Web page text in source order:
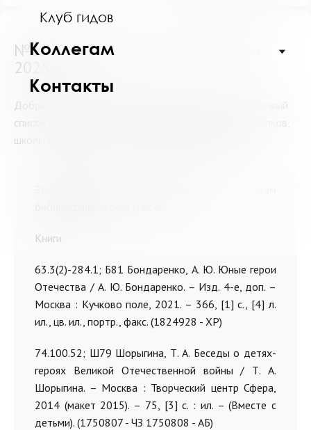
Клуб гидов
Коллегам
Контакты
№15508 (Мурманск) от 23 января
2025
Добрый день! Подскажите, пожалуйста, есть ли готовый
список литературы о детях-героях (сыны, дочери полков;
школьники), чьё детство пришлось на годы ВОВ?
Книги
63.3(2)-284.1; Б81 Бондаренко, А. Ю. Юные герои
Отечества / А. Ю. Бондаренко. – Изд. 4-е, доп. –
Москва : Кучково поле, 2021. – 366, [1] с., [4] л.
ил., цв. ил., портр., факс. (1824928 - ХР)
74.100.52; Ш79 Шорыгина, Т. А. Беседы о детях-
героях Великой Отечественной войны / Т. А.
Шорыгина. – Москва : Творческий центр Сфера,
2014 (макет 2015). – 75, [3] с. : ил. – (Вместе с
детьми). (1750807 - ЧЗ 1750808 - АБ)